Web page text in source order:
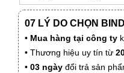
07 LÝ DO CHỌN
• Mua hàng tại công ty
• Thương hiệu uy tín từ
• 03 ngày đổi trả sản